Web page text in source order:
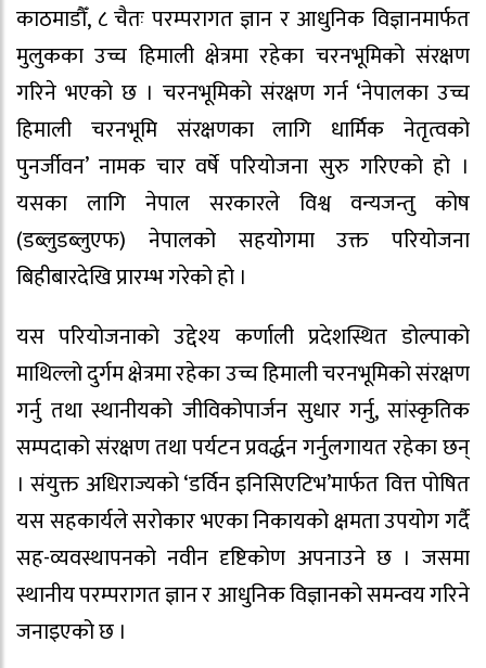
काठमाडौँ, ८ चैतः परम्परागत ज्ञान र आधुनिक विज्ञानमार्फत
मुलुकका उच्च हिमाली क्षेत्रमा रहेका चरनभूमिको संरक्षण
गरिने भएको छ । चरनभूमिको संरक्षण गर्न ‘नेपालका उच्च
हिमाली चरनभूमि संरक्षणका लागि धार्मिक नेतृत्वको
पुनर्जीवन’ नामक चार वर्षे परियोजना सुरु गरिएको हो ।
यसका लागि नेपाल सरकारले विश्व वन्यजन्तु कोष
(डब्लुडब्लुएफ) नेपालको सहयोगमा उक्त परियोजना
बिहीबारदेखि प्रारम्भ गरेको हो ।
यस परियोजनाको उद्देश्य कर्णाली प्रदेशस्थित डोल्पाको
माथिल्लो दुर्गम क्षेत्रमा रहेका उच्च हिमाली चरनभूमिको संरक्षण
गर्नु तथा स्थानीयको जीविकोपार्जन सुधार गर्नु, सांस्कृतिक
सम्पदाको संरक्षण तथा पर्यटन प्रवर्द्धन गर्नुलगायत रहेका छन्
। संयुक्त अधिराज्यको ‘डर्विन इनिसिएटिभ’मार्फत वित्त पोषित
यस सहकार्यले सरोकार भएका निकायको क्षमता उपयोग गर्दै
सह-व्यवस्थापनको नवीन दृष्टिकोण अपनाउने छ । जसमा
स्थानीय परम्परागत ज्ञान र आधुनिक विज्ञानको समन्वय गरिने
जनाइएको छ ।